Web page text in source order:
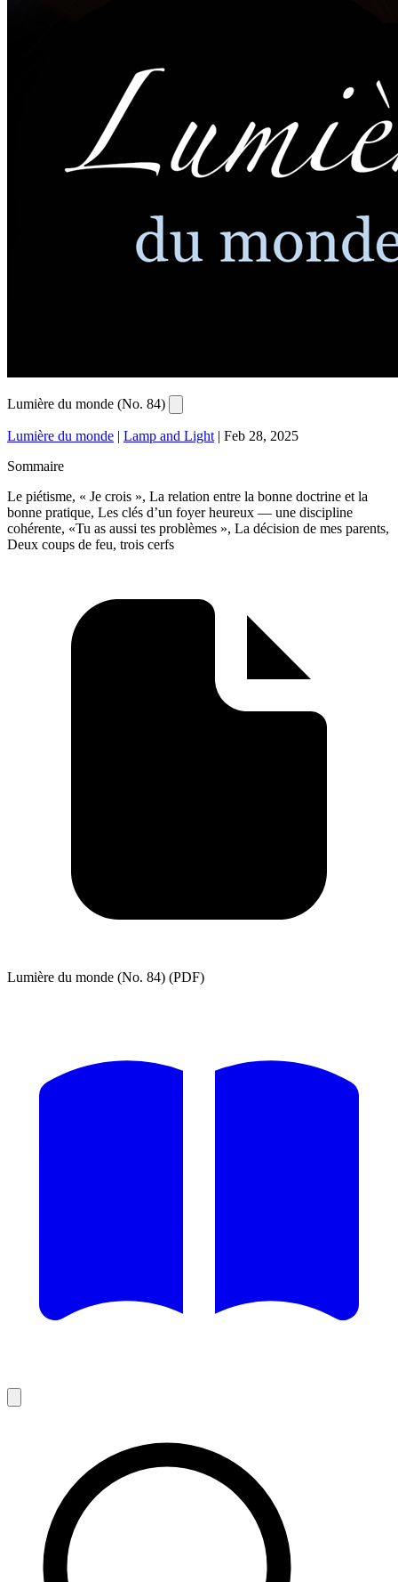
Lumière du monde (No. 84)
Lumière du monde | Lamp and Light | Feb 28, 2025
Sommaire
Le piétisme, « Je crois », La relation entre la bonne doctrine et la
bonne pratique, Les clés d’un foyer heureux — une discipline
cohérente, «Tu as aussi tes problèmes », La décision de mes parents,
Deux coups de feu, trois cerfs
Lumière du monde (No. 84) (PDF)